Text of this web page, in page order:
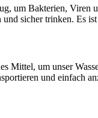
um Bakterien, Viren
sicher trinken. Es
Mittel, um unser
und einfach